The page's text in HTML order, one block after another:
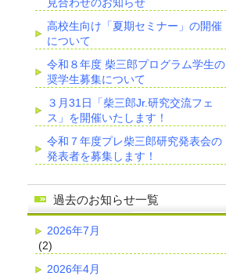
高校生向け「夏期セミナー」の開催
について
令和８年度 柴三郎プログラム学生の
奨学生募集について
３月31日「柴三郎Jr.研究交流フェ
ス」を開催いたします！
令和７年度プレ柴三郎研究発表会の
発表者を募集します！
過去のお知らせ一覧
2026年7月
(2)
2026年4月